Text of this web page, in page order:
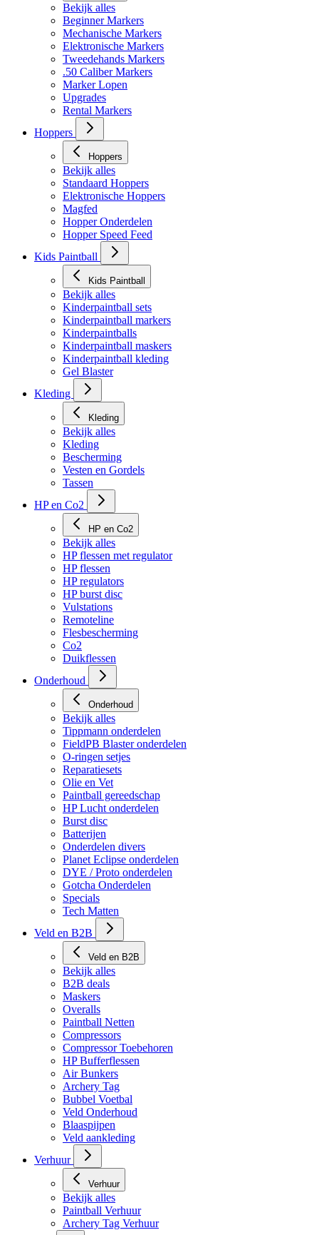
Bekijk alles
Beginner Markers
Mechanische Markers
Elektronische Markers
Tweedehands Markers
.50 Caliber Markers
Marker Lopen
Upgrades
Rental Markers
Hoppers
Hoppers
Bekijk alles
Standaard Hoppers
Elektronische Hoppers
Magfed
Hopper Onderdelen
Hopper Speed Feed
Kids Paintball
Kids Paintball
Bekijk alles
Kinderpaintball sets
Kinderpaintball markers
Kinderpaintballs
Kinderpaintball maskers
Kinderpaintball kleding
Gel Blaster
Kleding
Kleding
Bekijk alles
Kleding
Bescherming
Vesten en Gordels
Tassen
HP en Co2
HP en Co2
Bekijk alles
HP flessen met regulator
HP flessen
HP regulators
HP burst disc
Vulstations
Remoteline
Flesbescherming
Co2
Duikflessen
Onderhoud
Onderhoud
Bekijk alles
Tippmann onderdelen
FieldPB Blaster onderdelen
O-ringen setjes
Reparatiesets
Olie en Vet
Paintball gereedschap
HP Lucht onderdelen
Burst disc
Batterijen
Onderdelen divers
Planet Eclipse onderdelen
DYE / Proto onderdelen
Gotcha Onderdelen
Specials
Tech Matten
Veld en B2B
Veld en B2B
Bekijk alles
B2B deals
Maskers
Overalls
Paintball Netten
Compressors
Compressor Toebehoren
HP Bufferflessen
Air Bunkers
Archery Tag
Bubbel Voetbal
Veld Onderhoud
Blaaspijpen
Veld aankleding
Verhuur
Verhuur
Bekijk alles
Paintball Verhuur
Archery Tag Verhuur